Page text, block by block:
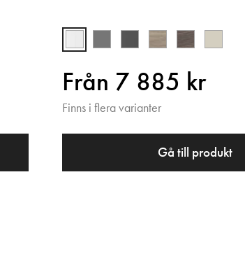
Från 7 885 kr
Finns i flera varianter
Gå till produkt